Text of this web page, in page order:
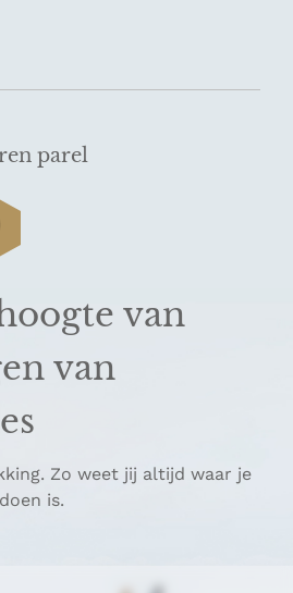
parel
van
van
Zo weet jij altijd waar je
is.